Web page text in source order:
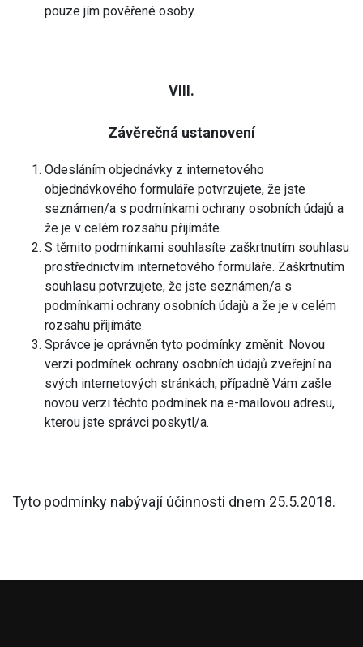
pouze jím pověřené osoby.
VIII.
Závěrečná ustanovení
Odesláním objednávky z internetového
objednávkového formuláře potvrzujete, že jste
seznámen/a s podmínkami ochrany osobních údajů a
že je v celém rozsahu přijímáte.
S těmito podmínkami souhlasíte zaškrtnutím souhlasu
prostřednictvím internetového formuláře. Zaškrtnutím
souhlasu potvrzujete, že jste seznámen/a s
podmínkami ochrany osobních údajů a že je v celém
rozsahu přijímáte.
Správce je oprávněn tyto podmínky změnit. Novou
verzi podmínek ochrany osobních údajů zveřejní na
svých internetových stránkách, případně Vám zašle
novou verzi těchto podmínek na e-mailovou adresu,
kterou jste správci poskytl/a.
Tyto podmínky nabývají účinnosti dnem 25.5.2018.